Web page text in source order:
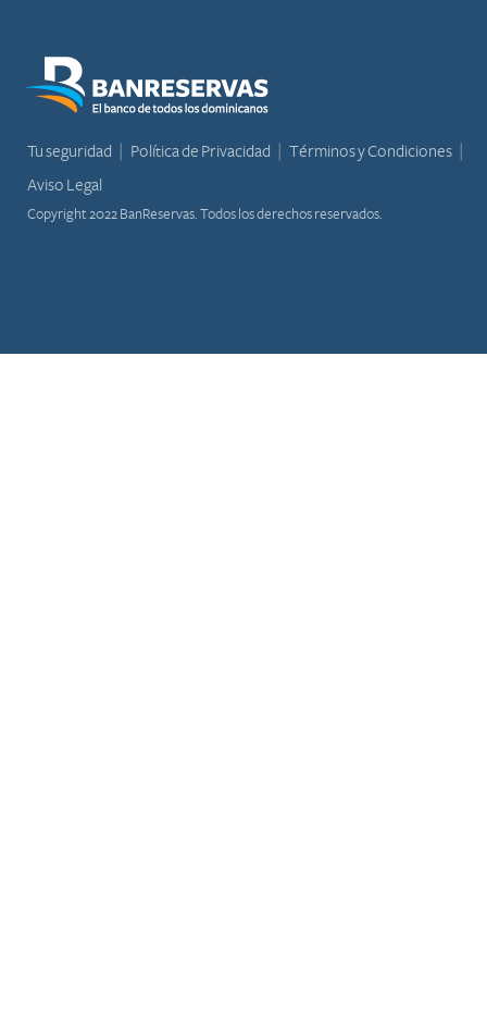
Tu seguridad Política de Privacidad
Términos y Condiciones
Aviso Legal
Copyright 2022 BanReservas. Todos los derechos reservados.